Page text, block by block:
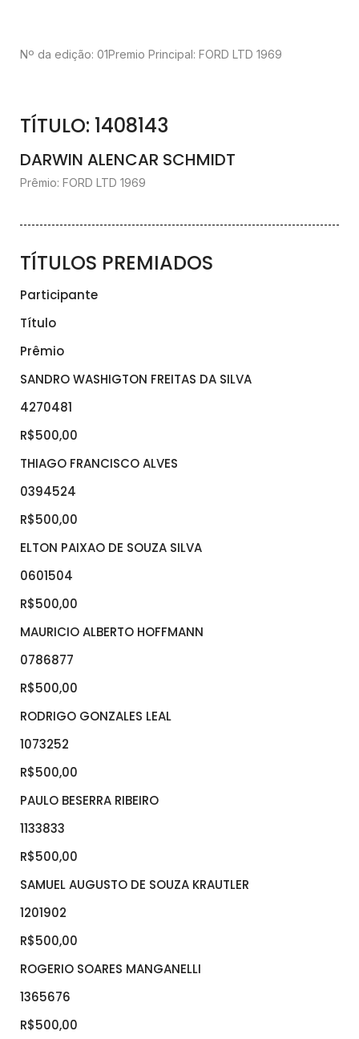
Nº da edição: 01Premio Principal: FORD LTD 1969
TÍTULO: 1408143
DARWIN ALENCAR SCHMIDT
Prêmio: FORD LTD 1969
TÍTULOS PREMIADOS
Participante
Título
Prêmio
SANDRO WASHIGTON FREITAS DA SILVA
4270481
R$500,00
THIAGO FRANCISCO ALVES
0394524
R$500,00
ELTON PAIXAO DE SOUZA SILVA
0601504
R$500,00
MAURICIO ALBERTO HOFFMANN
0786877
R$500,00
RODRIGO GONZALES LEAL
1073252
R$500,00
PAULO BESERRA RIBEIRO
1133833
R$500,00
SAMUEL AUGUSTO DE SOUZA KRAUTLER
1201902
R$500,00
ROGERIO SOARES MANGANELLI
1365676
R$500,00